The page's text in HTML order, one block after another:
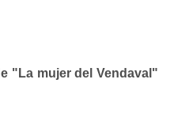
"La mujer del Vendaval"